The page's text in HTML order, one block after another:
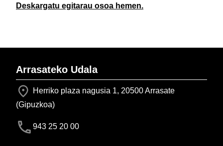
Deskargatu egitarau osoa hemen.
Arrasateko Udala
Herriko plaza nagusia 1, 20500 Arrasate
(Gipuzkoa)
943 25 20 00